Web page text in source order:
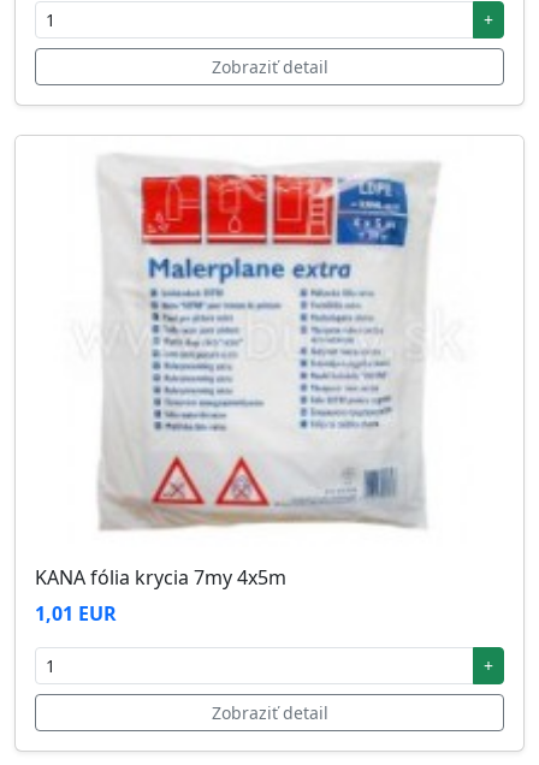
+
Zobraziť detail
KANA fólia krycia 7my 4x5m
1,01 EUR
+
Zobraziť detail